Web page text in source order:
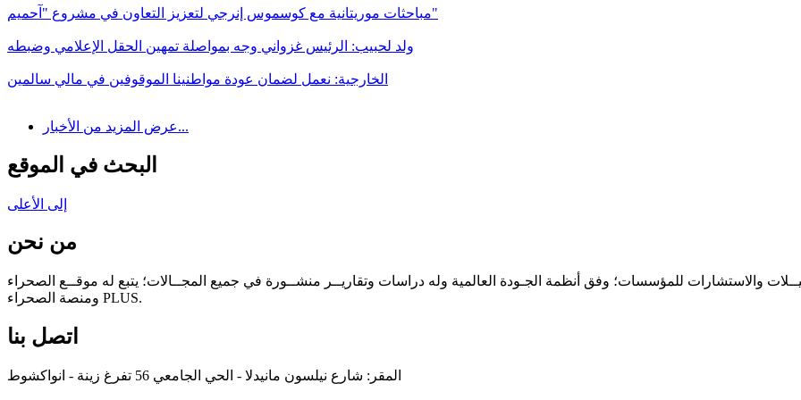
مباحثات موريتانية مع كوسموس إنرجي لتعزيز التعاون في مشروع "آحميم"
ولد لحبيب: الرئيس غزواني وجه بمواصلة تمهين الحقل الإعلامي وضبطه
الخارجية: نعمل لضمان عودة مواطنينا الموقوفين في مالي سالمين
عرض المزيد من الأخبار...
البحث في الموقع
إلى الأعلى
من نحن
والاستشارات للمؤسسات؛ وفق أنظمة الجـودة العالمية وله دراسات وتقاريــر منشــورة في جميع المجــالات؛ يتبع له موقــع الصحراء
ومنصة الصحراء PLUS.
اتصل بنا